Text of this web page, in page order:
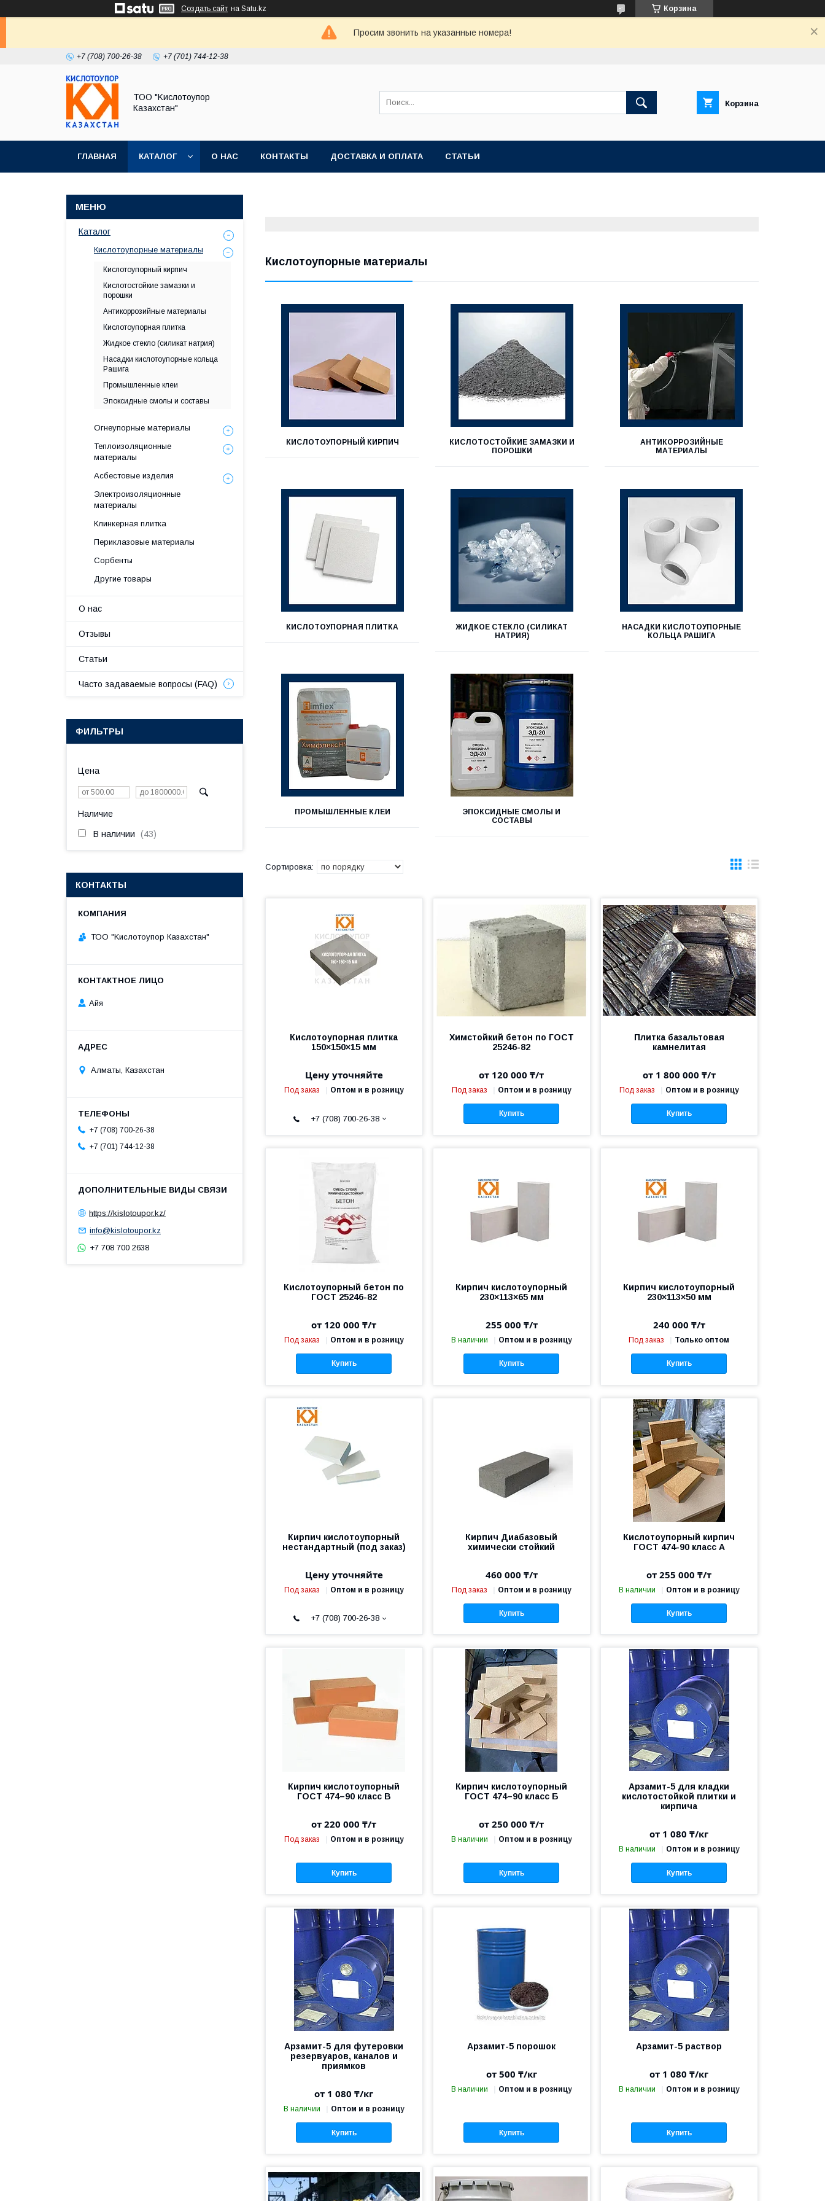
Создать сайт на Satu.kz Корзина
Просим звонить на указанные номера!
+7 (708) 700-26-38 +7 (701) 744-12-38
ТОО "Kислoтoупoр
Казахстaн"
Корзина
ГЛАВНАЯ КАТАЛОГ О НАС КОНТАКТЫ ДОСТАВКА И ОПЛАТА СТАТЬИ
Кислотоупорные материалы
КИСЛОТОУПОРНЫЙ КИРПИЧ
КИСЛОТОСТОЙКИЕ ЗАМАЗКИ И
ПОРОШКИ
АНТИКОРРОЗИЙНЫЕ
МАТЕРИАЛЫ
КИСЛОТОУПОРНАЯ ПЛИТКА
ЖИДКОЕ СТЕКЛО (СИЛИКАТ
НАТРИЯ)
НАСАДКИ КИСЛОТОУПОРНЫЕ
КОЛЬЦА РАШИГА
ПРОМЫШЛЕННЫЕ КЛЕИ
ЭПОКСИДНЫЕ СМОЛЫ И
СОСТАВЫ
Кислотоупорная плитка
150×150×15 мм
Цену уточняйте
Под заказ Оптом и в розницу
+7 (708) 700-26-38
Химстойкий бетон по ГОСТ
25246-82
от 120 000 ₸/т
Под заказ Оптом и в розницу
Купить
Плитка базальтовая
камнелитая
от 1 800 000 ₸/т
Под заказ Оптом и в розницу
Купить
Кислотоупорный бетон по
ГОСТ 25246-82
от 120 000 ₸/т
Под заказ Оптом и в розницу
Купить
Кирпич кислотоупорный
230×113×65 мм
255 000 ₸/т
В наличии Оптом и в розницу
Купить
Кирпич кислотоупорный
230×113×50 мм
240 000 ₸/т
Под заказ Только оптом
Купить
Кирпич кислотоупорный
нестандартный (под заказ)
Цену уточняйте
Под заказ Оптом и в розницу
+7 (708) 700-26-38
Кирпич Диабазовый
химически стойкий
460 000 ₸/т
Под заказ Оптом и в розницу
Купить
Кислотоупорный кирпич
ГОСТ 474-90 класс А
от 255 000 ₸/т
В наличии Оптом и в розницу
Купить
Кирпич кислотоупорный
ГОСТ 474–90 класс В
от 220 000 ₸/т
Под заказ Оптом и в розницу
Купить
Кирпич кислотоупорный
ГОСТ 474–90 класс Б
от 250 000 ₸/т
В наличии Оптом и в розницу
Купить
Арзамит-5 для кладки
кислотостойкой плитки и
кирпича
от 1 080 ₸/кг
В наличии Оптом и в розницу
Купить
Арзамит-5 для футеровки
резервуаров, каналов и
приямков
от 1 080 ₸/кг
В наличии Оптом и в розницу
Купить
Арзамит-5 порошок
от 500 ₸/кг
В наличии Оптом и в розницу
Купить
Арзамит-5 раствор
от 1 080 ₸/кг
В наличии Оптом и в розницу
Купить
Каталог
Кислотоупорные материалы
Кислотоупорный кирпич
Кислотостойкие замазки и
порошки
Антикоррозийные материалы
Кислотоупорная плитка
Жидкое стекло (силикат натрия)
Насадки кислотоупорные кольца
Рашига
Промышленные клеи
Эпоксидные смолы и составы
Огнеупорные материалы
Теплоизоляционные
материалы
Асбестовые изделия
Электроизоляционные
материалы
Клинкерная плитка
Периклазовые материалы
Сорбенты
Другие товары
О нас
Отзывы
Статьи
Часто задаваемые вопросы (FAQ)
ФИЛЬТРЫ
Цена
Наличие
В наличии 43
КОНТАКТЫ
ТОО "Kислoтoупoр Казахстaн"
Айя
Алматы, Казахстан
+7 (708) 700-26-38
+7 (701) 744-12-38
https://kislotoupor.kz/
info@kislotoupor.kz
+7 708 700 2638